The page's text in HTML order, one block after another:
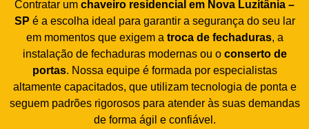
Contratar um chaveiro residencial em Nova Luzitânia –
SP é a escolha ideal para garantir a segurança do seu lar
em momentos que exigem a troca de fechaduras, a
instalação de fechaduras modernas ou o conserto de
portas. Nossa equipe é formada por especialistas
altamente capacitados, que utilizam tecnologia de ponta e
seguem padrões rigorosos para atender às suas demandas
de forma ágil e confiável.